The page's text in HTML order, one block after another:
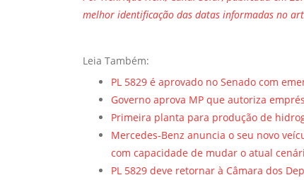
melhor identificação das datas informadas no
Leia Também:
PL 5829 é aprovado no Senado com
Governo aprova MP que autoriza
Primeira planta para produção de
Mercedes-Benz anuncia o seu novo
com capacidade de mudar o atual
PL 5829 deve retornar à Câmara dos